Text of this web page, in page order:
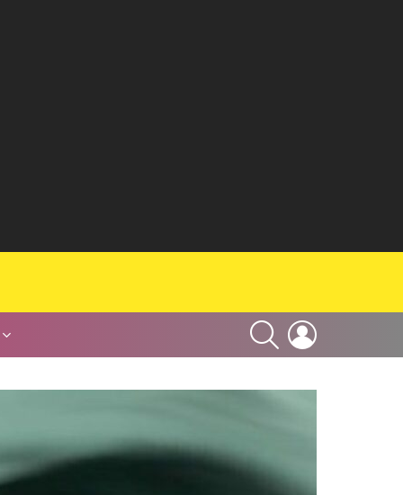
SEARCH